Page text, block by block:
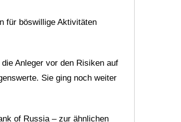
für böswillige Aktivitäten
Anleger vor den Risiken auf
Sie ging noch weiter
of Russia – zur ähnlichen